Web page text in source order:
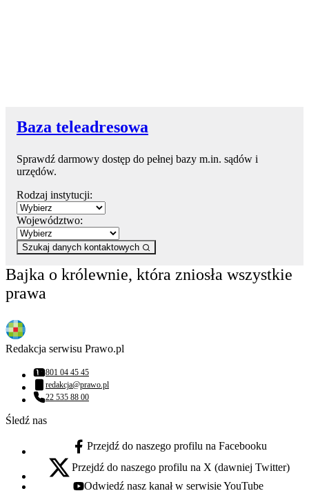
Baza teleadresowa
Sprawdź darmowy dostęp do pełnej bazy m.in. sądów i
urzędów.
Rodzaj instytucji:
Województwo:
Szukaj danych kontaktowych
Bajka o królewnie, która zniosła wszystkie
prawa
Redakcja serwisu Prawo.pl
Numer telefonu:
801 04 45 45
Adres email:
redakcja@prawo.pl
Numer telefonu:
22 535 88 00
Śledź nas
facebook - otwiera się w nowej karcie
Przejdź do naszego profilu na Facebooku
x - otwiera się w nowej karcie
Przejdź do naszego profilu na X (dawniej Twitter)
youtube - otwiera się w nowej karcie
Odwiedź nasz kanał w serwisie YouTube